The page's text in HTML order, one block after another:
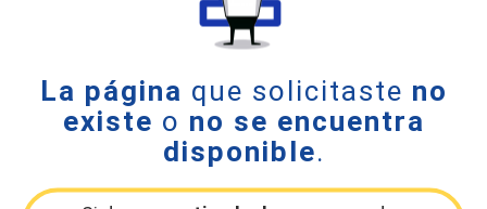
La página que solicitaste no
existe o no se encuentra
disponible.